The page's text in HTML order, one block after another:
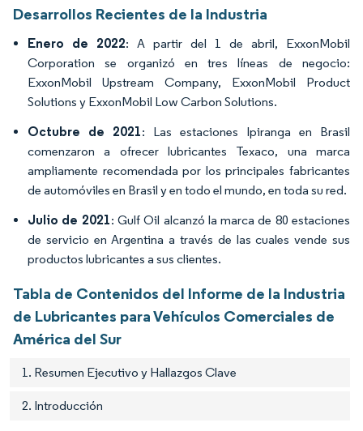
Desarrollos Recientes de la Industria
Enero de 2022: A partir del 1 de abril, ExxonMobil
Corporation se organizó en tres líneas de negocio:
ExxonMobil Upstream Company, ExxonMobil Product
Solutions y ExxonMobil Low Carbon Solutions.
Octubre de 2021: Las estaciones Ipiranga en Brasil
comenzaron a ofrecer lubricantes Texaco, una marca
ampliamente recomendada por los principales fabricantes
de automóviles en Brasil y en todo el mundo, en toda su red.
Julio de 2021: Gulf Oil alcanzó la marca de 80 estaciones
de servicio en Argentina a través de las cuales vende sus
productos lubricantes a sus clientes.
Tabla de Contenidos del Informe de la Industria
de Lubricantes para Vehículos Comerciales de
América del Sur
1. Resumen Ejecutivo y Hallazgos Clave
2. Introducción